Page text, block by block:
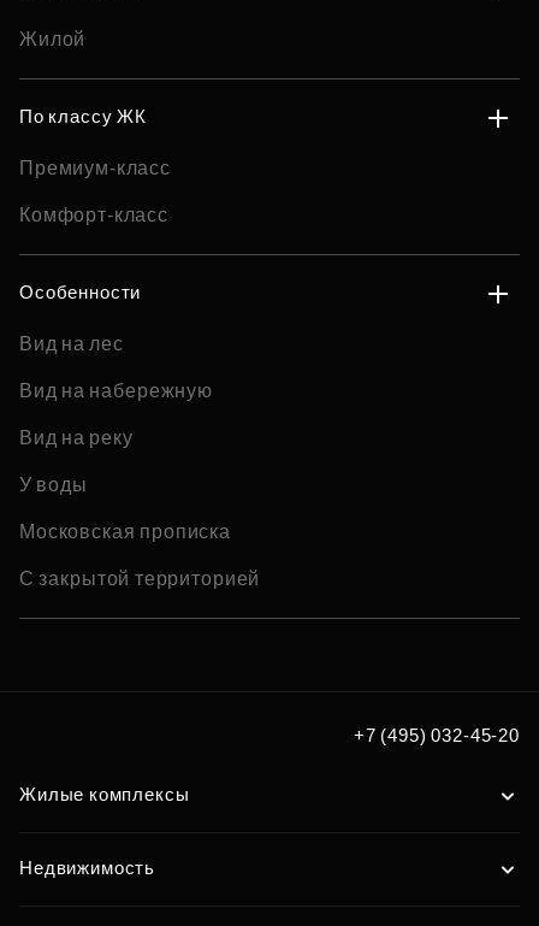
Жилой
По классу ЖК
Премиум-класс
Комфорт-класс
Особенности
Вид на лес
Вид на набережную
Вид на реку
У воды
Московская прописка
С закрытой территорией
+7 (495) 032-45-20
Жилые комплексы
Недвижимость